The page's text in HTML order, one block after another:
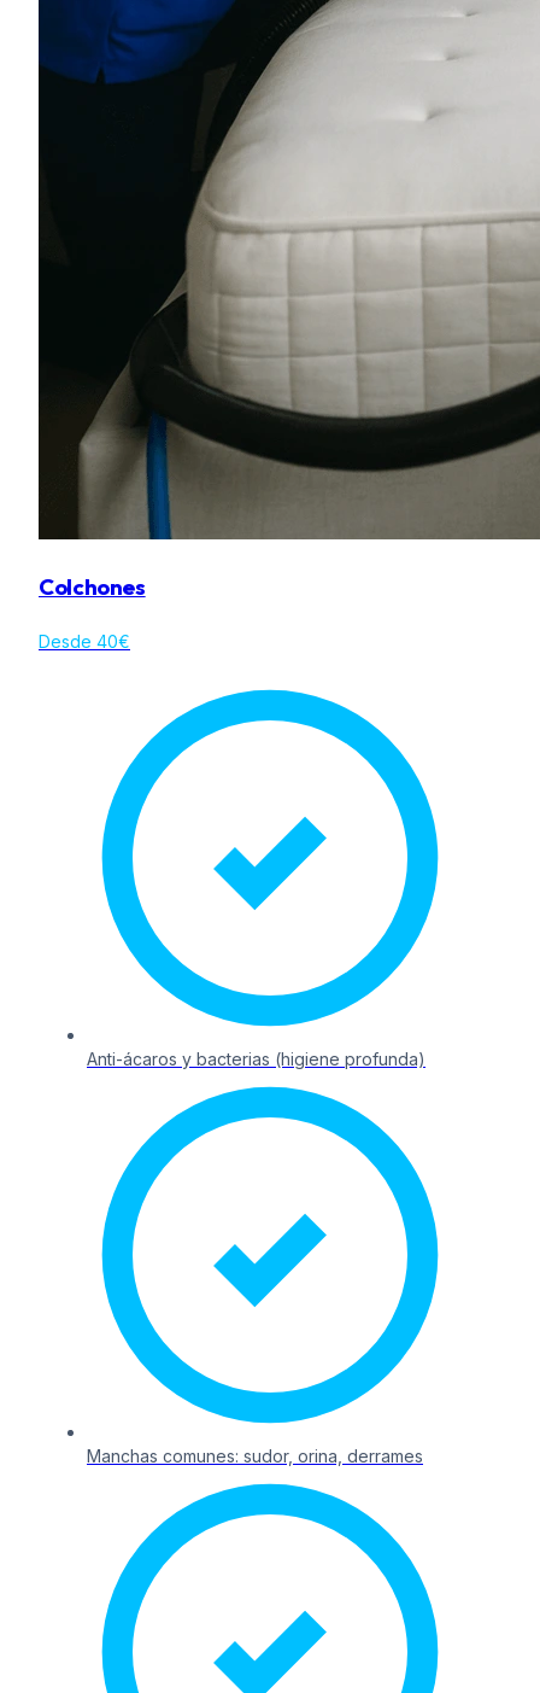
Colchones
Desde 40€
Anti-ácaros y bacterias (higiene profunda)
Manchas comunes: sudor, orina, derrames